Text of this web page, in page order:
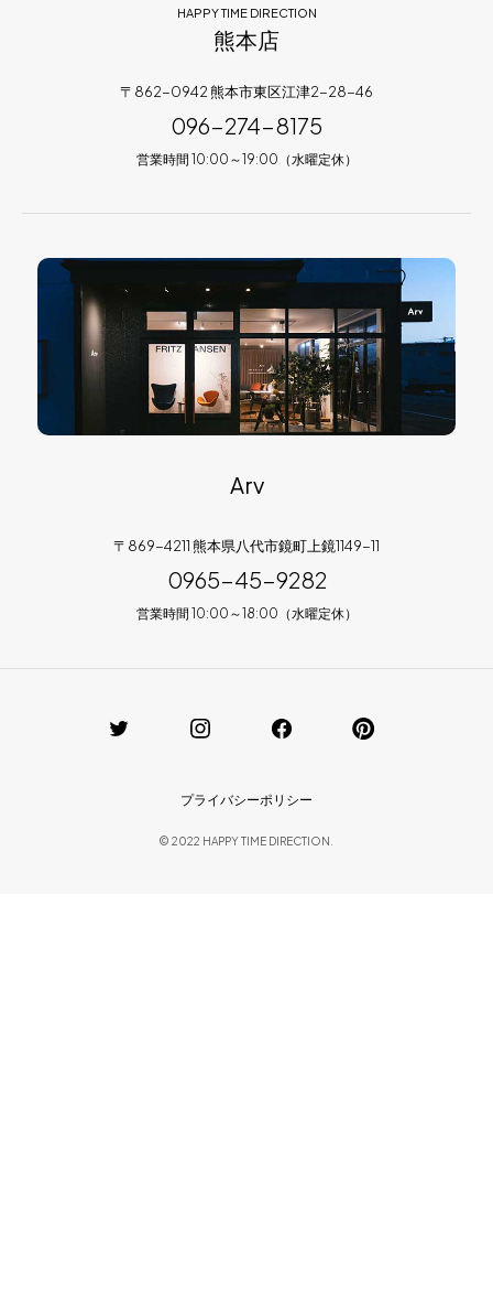
HAPPY TIME DIRECTION
熊本店
〒862-0942 熊本市東区江津2-28-46
096-274-8175
営業時間 10:00～19:00（水曜定休）
Arv
〒869-4211 熊本県八代市鏡町上鏡1149-11
0965-45-9282
営業時間 10:00～18:00（水曜定休）
プライバシーポリシー
© 2022 HAPPY TIME DIRECTION.